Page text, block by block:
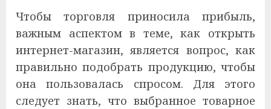
Чтобы торговля приносила прибыль,
важным аспектом в теме, как открыть
интернет-магазин, является вопрос, как
правильно подобрать продукцию, чтобы
она пользовалась спросом. Для этого
следует знать, что выбранное товарное